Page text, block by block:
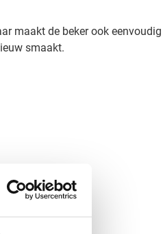
maakt de beker ook eenvoudig
smaakt.